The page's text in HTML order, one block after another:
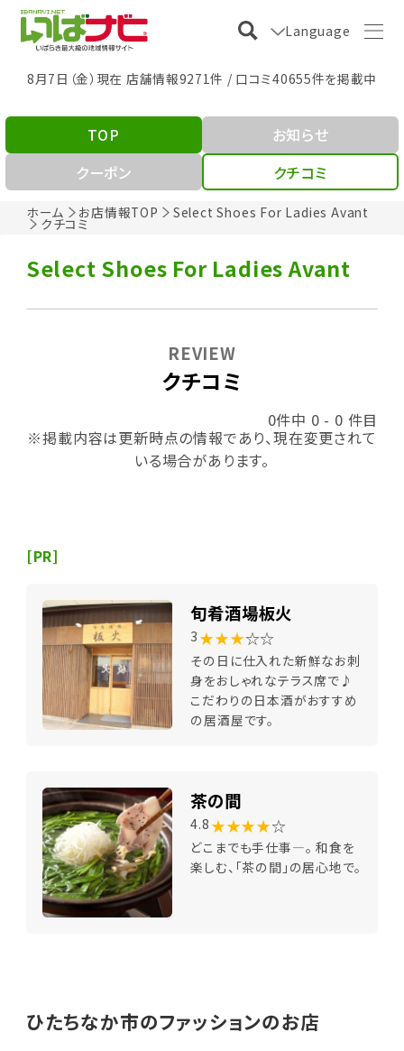
Language
8月7日（金）現在 店舗情報9271件 / 口コミ40655件を掲載中
ホーム お店情報TOP Select Shoes For Ladies Avant
クチコミ
TOP
お知らせ
クーポン
クチコミ
Select Shoes For Ladies Avant
クチコミ
REVIEW
0件中 0 - 0 件目
※掲載内容は更新時点の情報であり、現在変更されて
いる場合があります。
[PR]
旬肴酒場板火
3 ★★★☆☆
その日に仕入れた新鮮なお刺
身をおしゃれなテラス席で♪
こだわりの日本酒がおすすめ
の居酒屋です。
茶の間
4.8 ★★★★☆
どこまでも手仕事―。 和食を
楽しむ、「茶の間」の居心地で。
ひたちなか市のファッションのお店